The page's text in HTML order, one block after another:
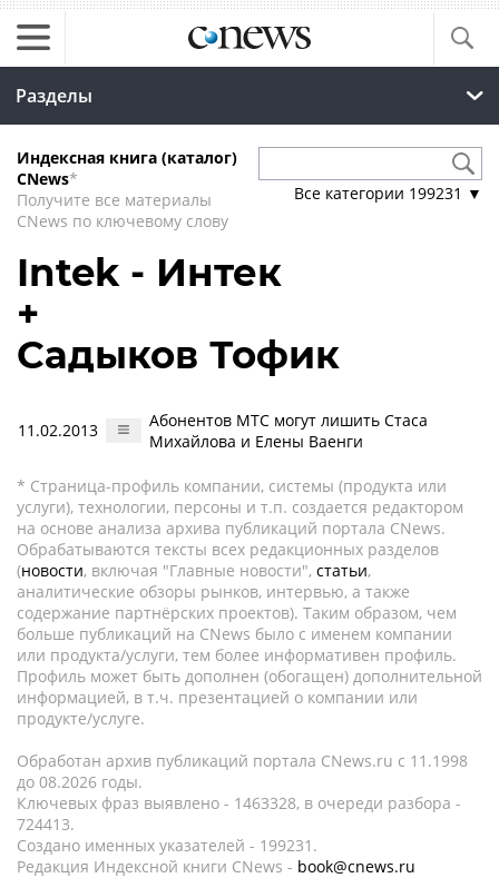
Разделы
Индексная книга (каталог)
CNews*
Получите все материалы
CNews по ключевому слову
Все категории 199231 ▼
Intek - Интек
+
Садыков Тофик
11.02.2013
Абонентов МТС могут лишить Стаса
Михайлова и Елены Ваенги
* Страница-профиль компании, системы (продукта или
услуги), технологии, персоны и т.п. создается редактором
на основе анализа архива публикаций портала CNews.
Обрабатываются тексты всех редакционных разделов
(новости, включая "Главные новости", статьи,
аналитические обзоры рынков, интервью, а также
содержание партнёрских проектов). Таким образом, чем
больше публикаций на CNews было с именем компании
или продукта/услуги, тем более информативен профиль.
Профиль может быть дополнен (обогащен) дополнительной
информацией, в т.ч. презентацией о компании или
продукте/услуге.
Обработан архив публикаций портала CNews.ru c 11.1998
до 08.2026 годы.
Ключевых фраз выявлено - 1463328, в очереди разбора -
724413.
Создано именных указателей - 199231.
Редакция Индексной книги CNews - book@cnews.ru